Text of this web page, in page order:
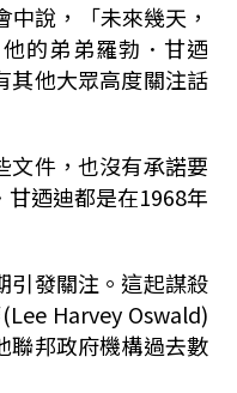
說，「未來幾天，
的弟弟羅勃．甘迺
其他大眾高度關注話
文件，也沒有承諾要
迺迪都是在1968年
引發關注。這起謀殺
Harvey Oswald)
聯邦政府機構過去數